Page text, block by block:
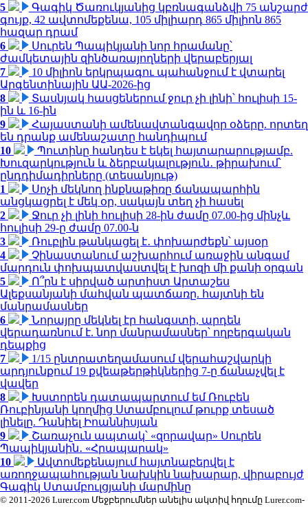
5
Գագիկ Ծառուկյանից կբռնագանձվի 75 անշարժ
գույք, 42 ավտոմեքենա, 105 միլիարդ 865 միլիոն 865
հազար դրամ
6
Սուրեն Պապիկյանի նոր հրամանը՝
ժամկետային զինծառայողների վերաբերյալ
7
10 միլիոն երկրպագու պահանջում է վտարել
Արգենտինային ԱԱ-2026-ից
8
Տասնյակ հասցեներում ջուր չի լինի՝ հուլիսի 15-
ին և 16-ին
9
Հայաստանի ամենավտանգավոր օձերը. որտեղ
են դրանք ամենաշատը հանդիպում
10
Պուտինը հանդես է եկել հայտարարությամբ.
Խուզարկություն և ձերբակալություն․ թիրախում՝
ընդդիմադիրները (տեսանյութ)
1
Սոչի մեկնող ինքնաթիռը ճանապարհին
անցկացրել է մեկ օր, սակայն տեղ չի հասել
2
Ջուր չի լինի հուլիսի 28-ին ժամը 07.00-ից մինչև
հուլիսի 29-ը ժամը 07.00-ն
3
Ռուբլին թանկացել է․ փոխարժեքն՝ այսօր
4
Չինաստանում աշխարհում առաջին անգամ
մարդուն փոխպատվաստվել է խոզի մի քանի օրգան
5
Ո՞րն է սիրված արտիստ Արտաշես
Ալեքսանյանի մահվան պատճառը. հայտնի են
մանրամասներ
6
Նորայրը մեկնել էր հանգստի, արդեն
վերադառնում է. նոր մանրամասներ՝ ողբերգական
դեպքից
7
1/15 ընտրատեղամասում վերահաշվարկի
արդյունքում 19 քվեաթերթիկներից 7-ը ճանաչվել է
վավեր
8
Խստորեն դատապարտում եմ Ռուբեն
Ռուբինյանի կողմից Ստամբուլում թուրք տեսած
լինելը. Դանիել Իոաննիսյան
9
Շառաչուն ապտակ՝ «զորավար» Սուրեն
Պապիկյանին․ «Հրապարակ»
10
Ավտոմեքենայում հայտնաբերվել է
առողջապահության նախկին նախարար, վիրաբույժ
Գագիկ Ստամբուլցյանի մարմինը
© 2011-2026 Lurer.com Մեջբերումներ անելիս ակտիվ հղումը Lurer.com-